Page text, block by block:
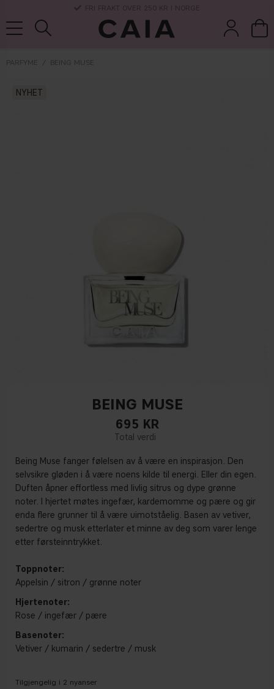
3-5 DAGERS LEVERANSTID
PARFYME BEING MUSE
NYHET
BEING MUSE
695 KR
Being Muse fanger følelsen av å være en inspirasjon. Den
selvsikre gløden i å være noens kilde til energi. Eller din egen.
Duften åpner effortless med livlig sitrus og dype grønne
noter. I hjertet møtes ingefær, kardemomme og pære og gir
enda flere grunner til å være uimotståelig. Basen av vetiver,
sedertre og musk etterlater et minne av deg som varer lenge
etter førsteinntrykket.
Toppnoter:
Appelsin / sitron / grønne noter
Hjertenoter:
Rose / ingefær / pære
Basenoter:
Vetiver / kumarin / sedertre / musk
Tilgjengelig i 2 nyanser